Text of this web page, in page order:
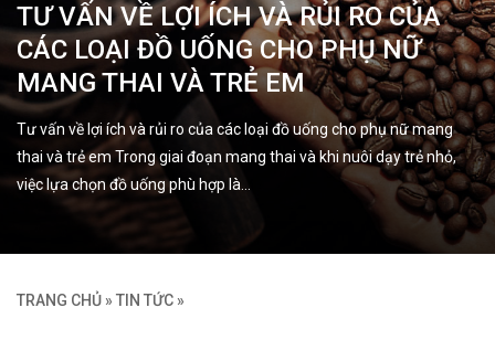
TƯ VẤN VỀ LỢI ÍCH VÀ RỦI RO CỦA
CÁC LOẠI ĐỒ UỐNG CHO PHỤ NỮ
MANG THAI VÀ TRẺ EM
Tư vấn về lợi ích và rủi ro của các loại đồ uống cho phụ nữ mang
thai và trẻ em Trong giai đoạn mang thai và khi nuôi dạy trẻ nhỏ,
việc lựa chọn đồ uống phù hợp là…
TRANG CHỦ » TIN TỨC »